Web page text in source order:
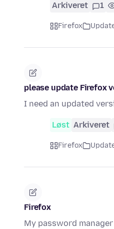
Arkiveret 1
Firefox
please update Firefox
I need an updated
Løst Arkiveret
Firefox
Firefox
My password